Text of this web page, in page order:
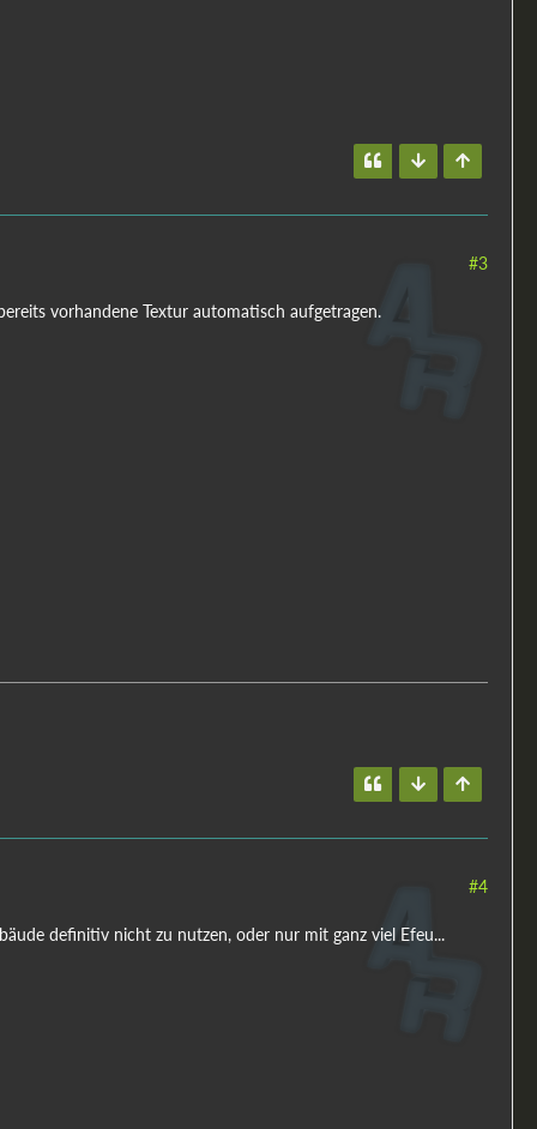
#3
vorhandene Textur automatisch aufgetragen.
#4
definitiv nicht zu nutzen, oder nur mit ganz viel Efeu...